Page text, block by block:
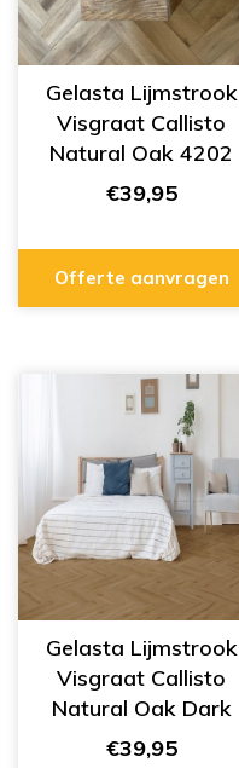
Gelasta Lijmstrook
Visgraat Callisto
Natural Oak 4202
€39,95
Offerte aanvragen
Gelasta Lijmstrook
Visgraat Callisto
Natural Oak Dark
4200
€39,95